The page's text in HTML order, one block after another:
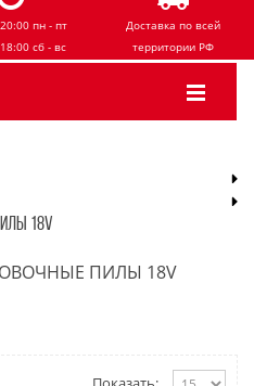
пн - пт
сб - вс
Доставка по всей
территории РФ
18V
ПИЛЫ 18V